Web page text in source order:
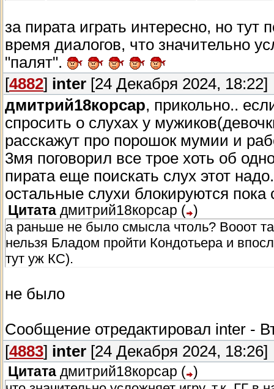
за пирата играть интересно, но
время диалогов, что значительно
"палят".
[4882] inter [24 Декабря 2024, 18:22]
дмитрий18корсар, прикольно..
спросить о слухах у
расскажут про порошок мумии и
3мя поговорил все трое хоть об
пирата еще поискать слух этот
остальные слухи блокируются
Цитата дмитрий18корсар ( )
а раньше не было смысла чтоль? Вооот
нельзя Бладом пройти Кондотьера и
тут уж КС).
не было
Сообщение отредактировал inter -
[4883] inter [24 Декабря 2024, 18:26]
Цитата дмитрий18корсар ( )